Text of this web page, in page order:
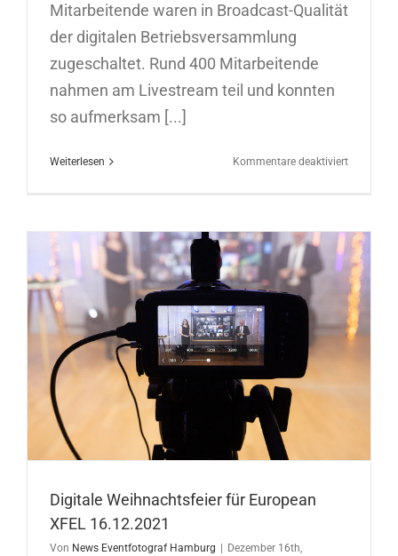
Mitarbeitende waren in Broadcast-Qualität
der digitalen Betriebsversammlung
zugeschaltet. Rund 400 Mitarbeitende
nahmen am Livestream teil und konnten
so aufmerksam [...]
Weiterlesen Kommentare deaktiviertfür
Union
Digitale Weihnachtsfeier für European
XFEL 16.12.2021
Von News Eventfotograf Hamburg
Dezember 16th,